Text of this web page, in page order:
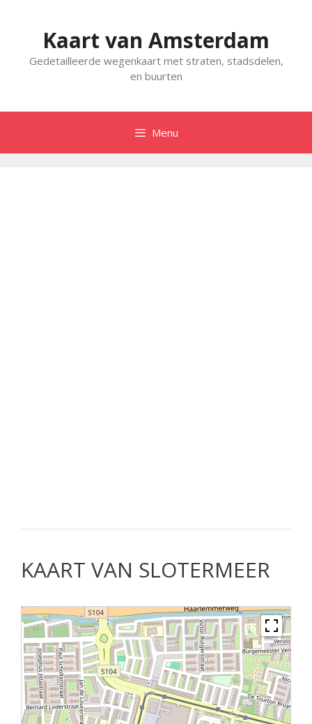
Kaart van Amsterdam
Gedetailleerde wegenkaart met straten, stadsdelen,
en buurten
Menu
KAART VAN SLOTERMEER